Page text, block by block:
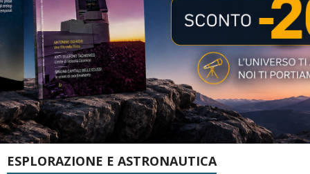
ESPLORAZIONE E ASTRONAUTICA